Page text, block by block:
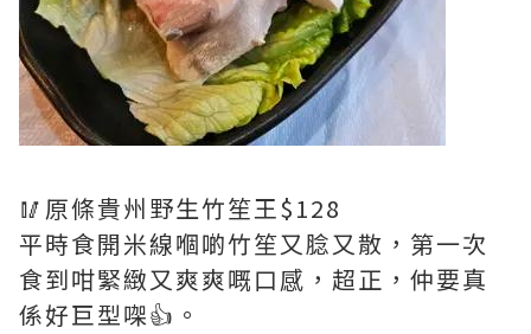
🥢原條貴州野生竹笙王$128
平時食開米線嗰啲竹笙又腍又散，第一次
食到咁緊緻又爽爽嘅口感，超正，仲要真
係好巨型㗎👍。